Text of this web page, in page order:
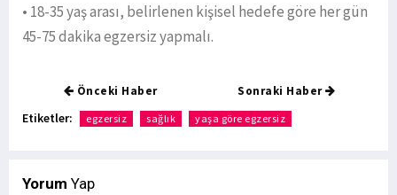
• 18-35 yaş arası, belirlenen kişisel hedefe göre her gün
45-75 dakika egzersiz yapmalı.
Önceki Haber Sonraki Haber
Etiketler: egzersiz sağlık yaşa göre egzersiz
Yorum Yap